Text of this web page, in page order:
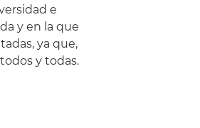
e
y en la que
ya que,
y todas.